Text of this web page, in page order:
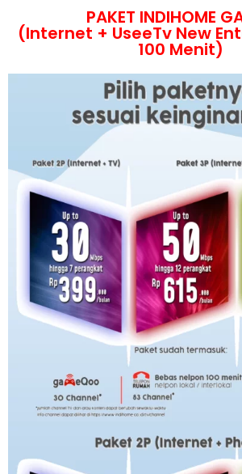
PAKET INDIHOME
(Internet + UseeTv New
100 Menit)